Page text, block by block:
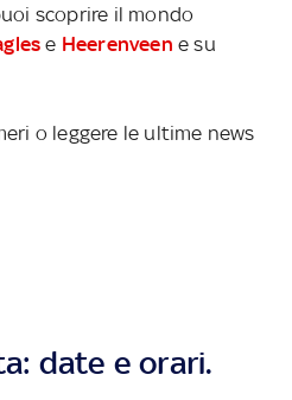
scoprire il mondo
e Heerenveen e su
o leggere le ultime news
date e orari.